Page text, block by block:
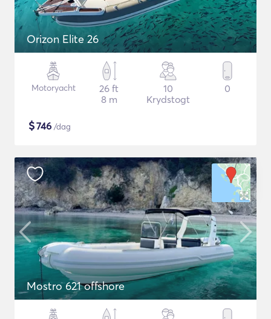
Orizon Elite 26
Motoryacht
26 ft
8 m
10
Krydstogt
0
$746 /dag
Mostro 621 offshore